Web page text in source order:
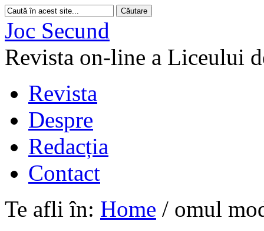
Joc Secund
Revista on-line a Liceului
Revista
Despre
Redacția
Contact
Te afli în: Home / omul